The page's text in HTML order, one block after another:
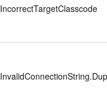
IncorrectTargetClasscode